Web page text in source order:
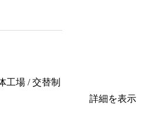
工場 / 交替制
詳細を表示